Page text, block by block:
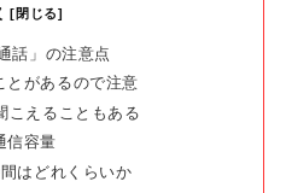
話」の注意点
とがあるので注意
こえることもある
信容量
はどれくらいか